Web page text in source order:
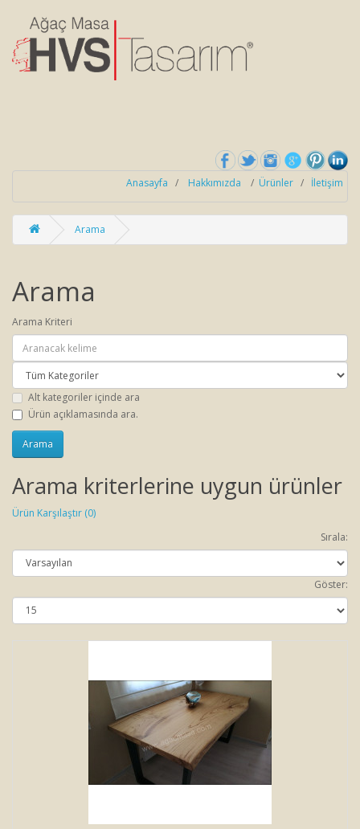
Anasayfa / Hakkımızda / Ürünler / İletişim
Arama
Arama
Arama Kriteri
Alt kategoriler içinde ara
Ürün açıklamasında ara.
Arama kriterlerine uygun ürünler
Ürün Karşılaştır (0)
Sırala:
Göster: